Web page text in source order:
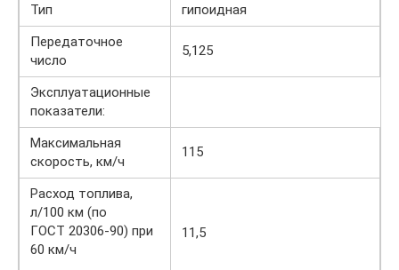
Тип
гипоидная
Передаточное
число
5,125
Эксплуатационные
показатели:
Максимальная
скорость, км/ч
115
Расход топлива,
л/100 км (по
ГОСТ 20306-90) при
60 км/ч
11,5